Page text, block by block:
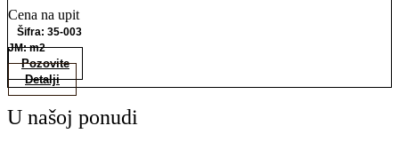
Cena na upit
Šifra: 35-003
JM: m2
Pozovite
Detalji
U našoj ponudi